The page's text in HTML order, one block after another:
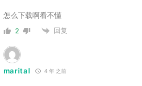
怎么下载啊看不懂
2 回复
marital 4 年 之前